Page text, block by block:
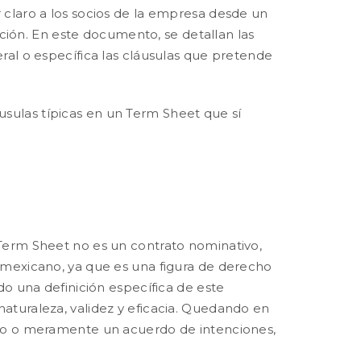
a los socios de la empresa desde un
En este documento, se detallan las
o específica las cláusulas que pretende
típicas en un Term Sheet que sí
Sheet no es un contrato nominativo,
ya que es una figura de derecho
una definición específica de este
validez y eficacia. Quedando en
o meramente un acuerdo de intenciones,